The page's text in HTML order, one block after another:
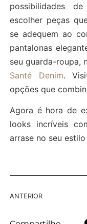
possibilidades
escolher peças
se adequem ao
pantalonas
seu guarda-roupa,
Santé Denim.
opções que
Agora é hora de
looks incríveis
arrase no seu
ANTERIOR